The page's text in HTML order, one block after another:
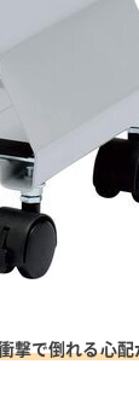
撃で倒れる心